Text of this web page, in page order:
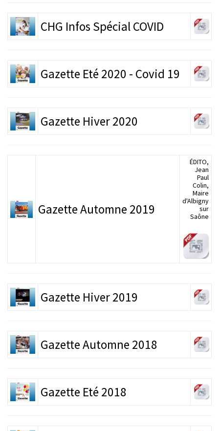
CHG Infos Spécial COVID
Gazette Eté 2020 - Covid 19
Gazette Hiver 2020
Gazette Automne 2019
ÉDITO,
Jean
Paul
Colin,
Maire
d'Albigny
sur
Saône
Gazette Hiver 2019
Gazette Automne 2018
Gazette Eté 2018